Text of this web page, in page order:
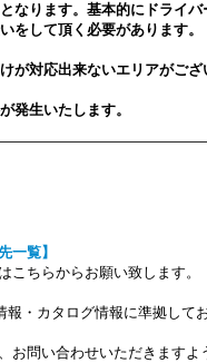
なります。基本的にドライバ
をして頂く必要があります。
が対応出来ないエリアがござ
発生いたします。
一覧】
こちらからお願い致します。
・カタログ情報に準拠してお
問い合わせいただきますよ